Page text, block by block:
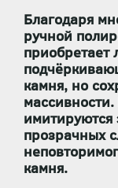
Благодаря
ручной
приобретает
камня, но
имитируются
прозрачных
камня.